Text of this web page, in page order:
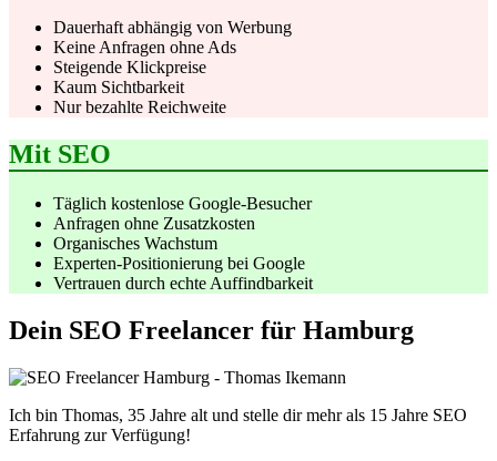
Dauerhaft abhängig von Werbung
Keine Anfragen ohne Ads
Steigende Klickpreise
Kaum Sichtbarkeit
Nur bezahlte Reichweite
Mit SEO
Täglich kostenlose Google-Besucher
Anfragen ohne Zusatzkosten
Organisches Wachstum
Experten-Positionierung bei Google
Vertrauen durch echte Auffindbarkeit
Dein SEO Freelancer für Hamburg
Ich bin Thomas, 35 Jahre alt und stelle dir mehr als 15 Jahre SEO
Erfahrung zur Verfügung!